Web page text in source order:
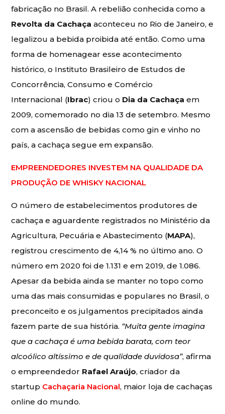
fabricação no Brasil. A rebelião conhecida como a
Revolta da Cachaça aconteceu no Rio de Janeiro, e
legalizou a bebida proibida até então. Como uma
forma de homenagear esse acontecimento
histórico, o Instituto Brasileiro de Estudos de
Concorrência, Consumo e Comércio
Internacional (Ibrac) criou o Dia da Cachaça em
2009, comemorado no dia 13 de setembro. Mesmo
com a ascensão de bebidas como gin e vinho no
país, a cachaça segue em expansão.
EMPREENDEDORES INVESTEM NA QUALIDADE DA
PRODUÇÃO DE WHISKY NACIONAL
O número de estabelecimentos produtores de
cachaça e aguardente registrados no Ministério da
Agricultura, Pecuária e Abastecimento (MAPA),
registrou crescimento de 4,14 % no último ano. O
número em 2020 foi de 1.131 e em 2019, de 1.086.
Apesar da bebida ainda se manter no topo como
uma das mais consumidas e populares no Brasil, o
preconceito e os julgamentos precipitados ainda
fazem parte de sua história. “Muita gente imagina
que a cachaça é uma bebida barata, com teor
alcoólico altíssimo e de qualidade duvidosa”, afirma
o empreendedor Rafael Araújo, criador da
startup Cachaçaria Nacional, maior loja de cachaças
online do mundo.